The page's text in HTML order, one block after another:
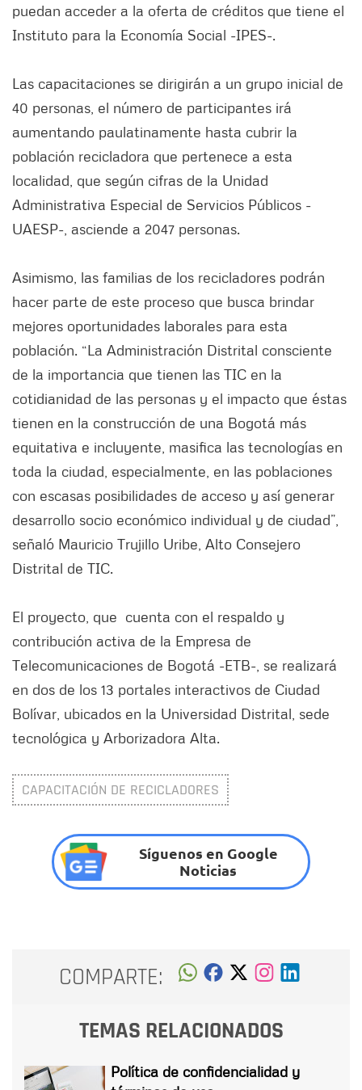
puedan acceder a la oferta de créditos que tiene el
Instituto para la Economía Social -IPES-.
Las capacitaciones se dirigirán a un grupo inicial de
40 personas, el número de participantes irá
aumentando paulatinamente hasta cubrir la
población recicladora que pertenece a esta
localidad, que según cifras de la Unidad
Administrativa Especial de Servicios Públicos -
UAESP-, asciende a 2047 personas.
Asimismo, las familias de los recicladores podrán
hacer parte de este proceso que busca brindar
mejores oportunidades laborales para esta
población. “La Administración Distrital consciente
de la importancia que tienen las TIC en la
cotidianidad de las personas y el impacto que éstas
tienen en la construcción de una Bogotá más
equitativa e incluyente, masifica las tecnologías en
toda la ciudad, especialmente, en las poblaciones
con escasas posibilidades de acceso y así generar
desarrollo socio económico individual y de ciudad”,
señaló Mauricio Trujillo Uribe, Alto Consejero
Distrital de TIC.
El proyecto, que cuenta con el respaldo y
contribución activa de la Empresa de
Telecomunicaciones de Bogotá -ETB-, se realizará
en dos de los 13 portales interactivos de Ciudad
Bolívar, ubicados en la Universidad Distrital, sede
tecnológica y Arborizadora Alta.
CAPACITACIÓN DE RECICLADORES
Síguenos en Google
Noticias
COMPARTE:
TEMAS RELACIONADOS
Política de confidencialidad y